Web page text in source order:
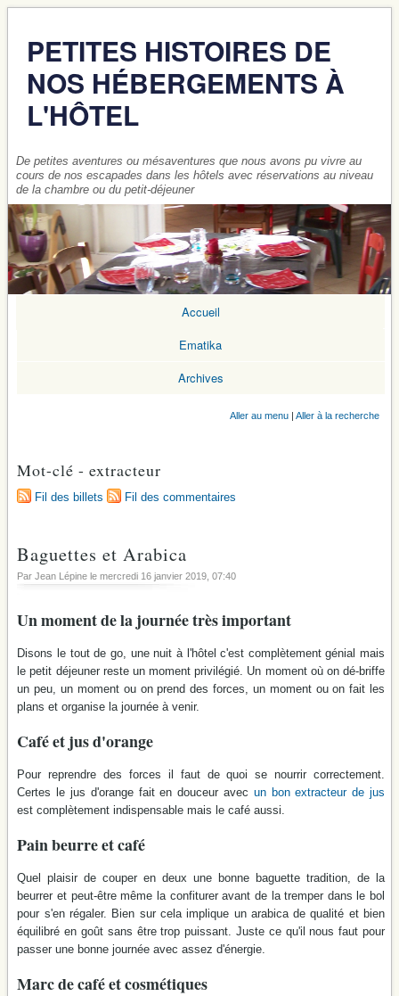
PETITES HISTOIRES DE
NOS HÉBERGEMENTS À
L'HÔTEL
De petites aventures ou mésaventures que nous avons pu vivre au
cours de nos escapades dans les hôtels avec réservations au niveau
de la chambre ou du petit-déjeuner
Accueil
Ematika
Archives
Aller au menu |Aller à la recherche
Mot-clé - extracteur
Fil des billets Fil des commentaires
Baguettes et Arabica
Par Jean Lépine lemercredi 16 janvier 2019 , 07:40
Un moment de la journée très important
Disons le tout de go, une nuit à l'hôtel c'est complètement génial mais
le petit déjeuner reste un moment privilégié. Un moment où on dé-briffe
un peu, un moment ou on prend des forces, un moment ou on fait les
plans et organise la journée à venir.
Café et jus d'orange
Pour reprendre des forces il faut de quoi se nourrir correctement.
Certes le jus d'orange fait en douceur avec un bon extracteur de jus
est complètement indispensable mais le café aussi.
Pain beurre et café
Quel plaisir de couper en deux une bonne baguette tradition, de la
beurrer et peut-être même la confiturer avant de la tremper dans le bol
pour s'en régaler. Bien sur cela implique un arabica de qualité et bien
équilibré en goût sans être trop puissant. Juste ce qu'il nous faut pour
passer une bonne journée avec assez d'énergie.
Marc de café et cosmétiques